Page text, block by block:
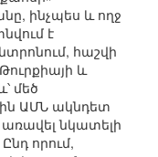
ինչպես և ողջ
է
հաշվի
և
մեծ
ԱՄՆ ակնդետ
առավել նկատելի
որում,